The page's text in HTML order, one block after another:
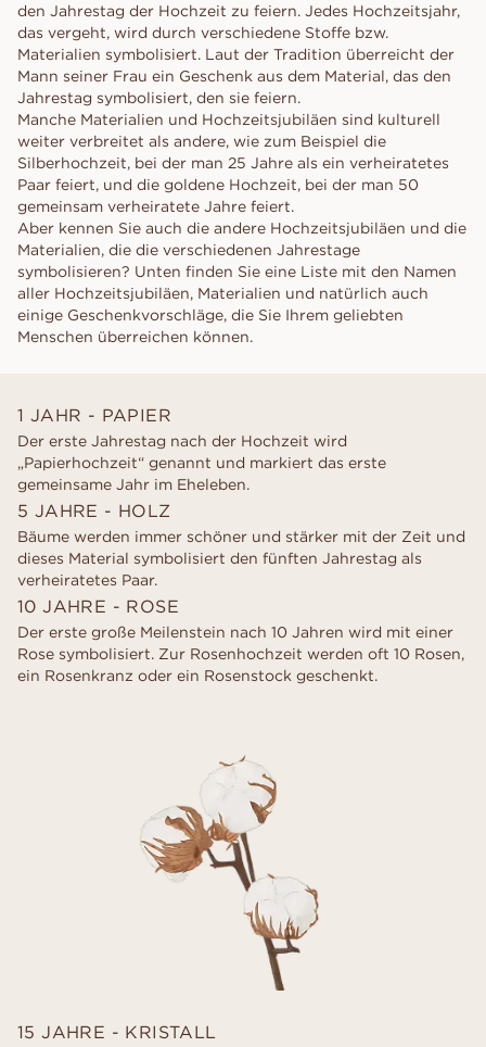
den Jahrestag der Hochzeit zu feiern. Jedes Hochzeitsjahr,
das vergeht, wird durch verschiedene Stoffe bzw.
Materialien symbolisiert. Laut der Tradition überreicht der
Mann seiner Frau ein Geschenk aus dem Material, das den
Jahrestag symbolisiert, den sie feiern.
Manche Materialien und Hochzeitsjubiläen sind kulturell
weiter verbreitet als andere, wie zum Beispiel die
Silberhochzeit, bei der man 25 Jahre als ein verheiratetes
Paar feiert, und die goldene Hochzeit, bei der man 50
gemeinsam verheiratete Jahre feiert.
Aber kennen Sie auch die andere Hochzeitsjubiläen und die
Materialien, die die verschiedenen Jahrestage
symbolisieren? Unten finden Sie eine Liste mit den Namen
aller Hochzeitsjubiläen, Materialien und natürlich auch
einige Geschenkvorschläge, die Sie Ihrem geliebten
Menschen überreichen können.
1 JAHR - PAPIER
Der erste Jahrestag nach der Hochzeit wird
„Papierhochzeit“ genannt und markiert das erste
gemeinsame Jahr im Eheleben.
5 JAHRE - HOLZ
Bäume werden immer schöner und stärker mit der Zeit und
dieses Material symbolisiert den fünften Jahrestag als
verheiratetes Paar.
10 JAHRE - ROSE
Der erste große Meilenstein nach 10 Jahren wird mit einer
Rose symbolisiert. Zur Rosenhochzeit werden oft 10 Rosen,
ein Rosenkranz oder ein Rosenstock geschenkt.
15 JAHRE - KRISTALL